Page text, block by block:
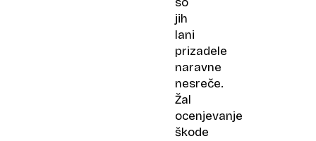
jih
lani
prizadele
naravne
nesreče.
Žal
ocenjevanje
škode